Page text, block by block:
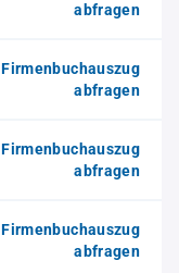
abfragen
Firmenbuchauszug
abfragen
Firmenbuchauszug
abfragen
Firmenbuchauszug
abfragen